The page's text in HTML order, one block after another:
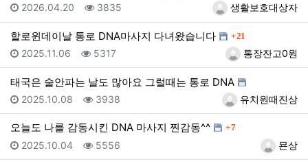
등록자생활보호대상자
등록일
2026.04.20 조회
3835
할로윈데이날 통로 DNA마사지 다녀왔습니다 댓글
21
등록자통장잔고0원
등록일
2025.11.06 조회
5317
태국은 술안파는 날도 많아요 그럴때는 통로 DNA
등록자유치원때진상
등록일
2025.10.08 조회
3938
오늘도 나를 감동시킨 DNA 마사지 찐감동^^ 댓글
7
등록자묜상
등록일
2025.10.04 조회
5556